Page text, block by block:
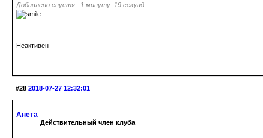
Добавлено спустя 1 минуту 19 секунд:
Неактивен
#28 2018-07-27 12:32:01
Анета
Действительный член клуба